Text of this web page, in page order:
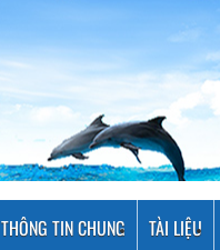
THÔNG TIN CHUNG TÀI LIỆU